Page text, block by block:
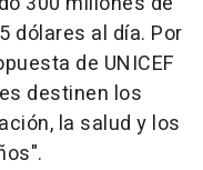
dólares al día. Por
de UNICEF
destinen los
la salud y los